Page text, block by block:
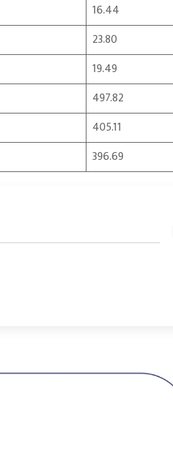
16.44
23.80
19.49
497.82
405.11
396.69